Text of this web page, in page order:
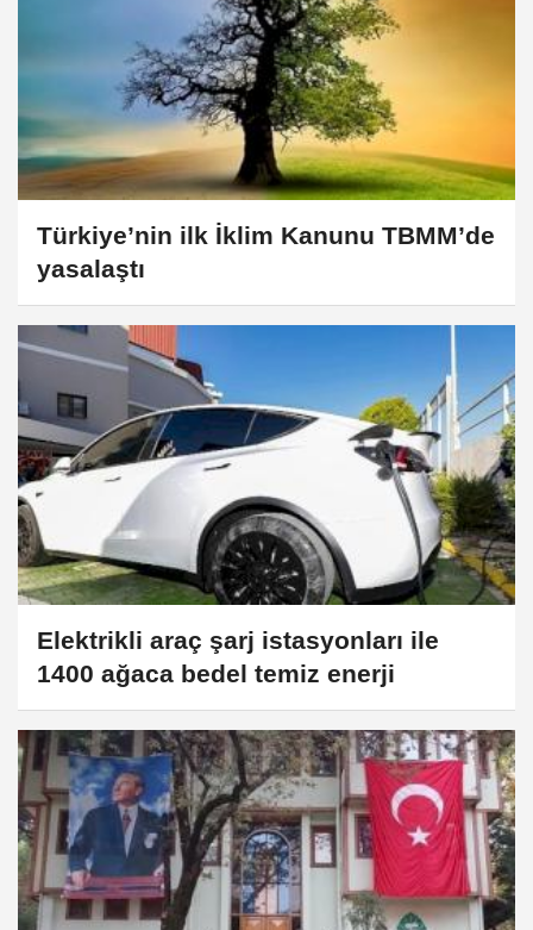
Türkiye’nin ilk İklim Kanunu TBMM’de
yasalaştı
Elektrikli araç şarj istasyonları ile
1400 ağaca bedel temiz enerji